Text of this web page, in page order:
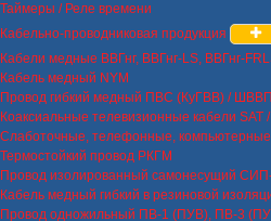
Таймеры / Реле времени
Кабельно-проводниковая продукция
Кабели медные ВВГнг, ВВГнг-LS, ВВГнг-
Кабель медный NYM
Провод гибкий медный ПВС (КуГВВ) / ШВВП
Коаксиальные телевизионные кабели SAT
Слаботочные, телефонные, компьютерные
Термостойкий провод РКГМ
Провод изолированный самонесущий
Кабель медный гибкий в резиновой
Провод одножильный ПВ-1 (ПУВ), ПВ-3